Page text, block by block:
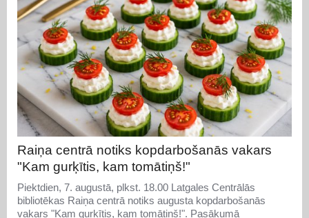
Raiņa centrā notiks kopdarbošanās vakars
"Kam gurķītis, kam tomātiņš!"
Piektdien, 7. augustā, plkst. 18.00 Latgales Centrālās
bibliotēkas Raiņa centrā notiks augusta kopdarbošanās
vakars "Kam gurķītis, kam tomātiņš!". Pasākumā